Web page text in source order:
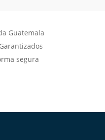
Guatemala
segura